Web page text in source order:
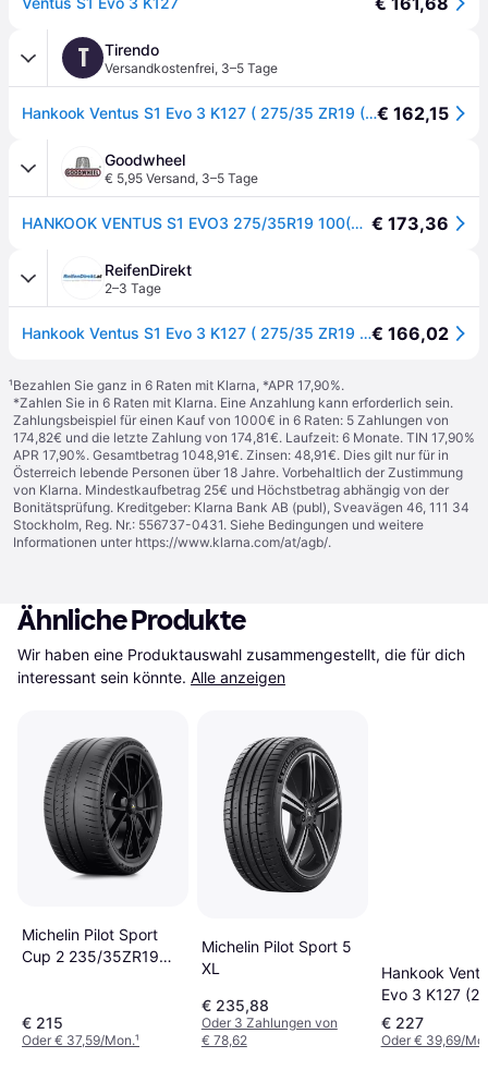
T Tirendo
Versandkostenfrei, 3–5 Tage
Hankook Ventus S1 Evo 3 K127 ( 275/35 ZR19 (100Y) XL 4PR mit Felgenschutz (MFS) SBL ) - schwarz€ 162,15
Goodwheel
€ 5,95 Versand, 3–5 Tage
HANKOOK VENTUS S1 EVO3 275/35R19 100(Y) XL € 173,36
ReifenDirekt
2–3 Tage
Hankook Ventus S1 Evo 3 K127 ( 275/35 ZR19 (100Y) XL 4PR mit Felgenschutz (MFS) SBL )€ 166,02
¹Bezahlen Sie ganz in 6 Raten mit Klarna, *APR 17,90%.
*Zahlen Sie in 6 Raten mit Klarna. Eine Anzahlung kann erforderlich sein.
Zahlungsbeispiel für einen Kauf von 1000€ in 6 Raten: 5 Zahlungen von
174,82€ und die letzte Zahlung von 174,81€. Laufzeit: 6 Monate. TIN 17,90%
APR 17,90%. Gesamtbetrag 1048,91€. Zinsen: 48,91€. Dies gilt nur für in
Österreich lebende Personen über 18 Jahre. Vorbehaltlich der Zustimmung
von Klarna. Mindestkaufbetrag 25€ und Höchstbetrag abhängig von der
Bonitätsprüfung. Kreditgeber: Klarna Bank AB (publ), Sveavägen 46, 111 34
Stockholm, Reg. Nr.: 556737-0431. Siehe Bedingungen und weitere
Informationen unter https://www.klarna.com/at/agb/.
Ähnliche Produkte
Wir haben eine Produktauswahl zusammengestellt, die für dich
interessant sein könnte. Alle anzeigen
Michelin Pilot Sport
Cup 2 235/35ZR19
€ 215
Oder € 37,59/Mon.¹
Michelin Pilot Sport 5
XL
€ 235,88
Oder 3 Zahlungen von
€ 78,62
Hankook
Evo 3 K127
R21 103Y)
€ 227
Oder € 39,69/